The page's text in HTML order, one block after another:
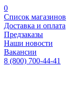
0
Список магазинов
Доставка и оплата
Предзаказы
Наши новости
Вакансии
8 (800) 700-44-41